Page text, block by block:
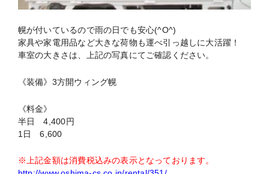
幌が付いているので雨の日でも安心(^O^)
家具や家電用品など大きな荷物も運べ引っ越しに大活躍！
車室の大きさは、上記の写真にてご確認ください。
《装備》3方開ウィング幌
《料金》
半日 4,400円
1日 6,600
※上記金額は消費税込みの表示となっております。